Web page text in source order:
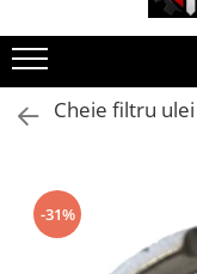
Chei Si Truse De Chei
Chei combinate
Chei Combinate Cu
Chei Cotite
Clesti autoblocanti
Clesti pentru sertizat
Cheie filtru
-31%